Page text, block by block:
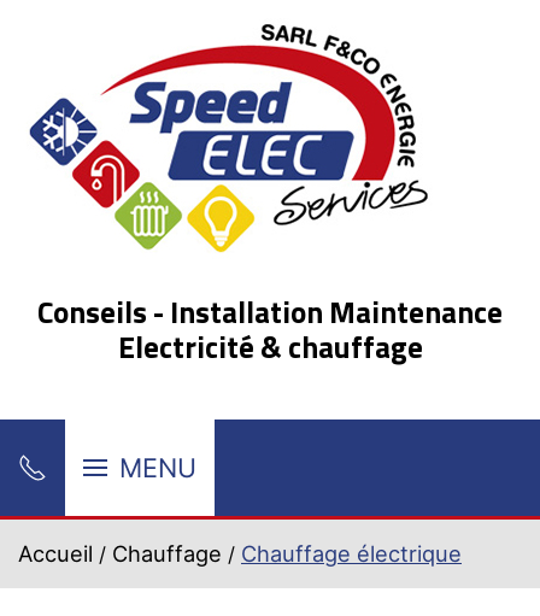
Conseils - Installation Maintenance
Electricité & chauffage
MENU
Accueil Chauffage Chauffage électrique